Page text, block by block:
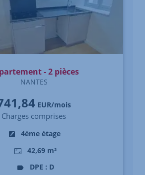
- 2 pièces
NANTES
EUR/mois
Charges comprises
4ème étage
42,69 m²
DPE : D